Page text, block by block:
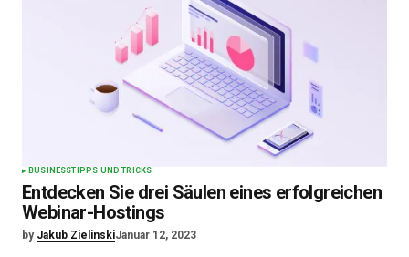
BUSINESSTIPPS UND TRICKS
Entdecken Sie drei Säulen eines erfolgreichen
Webinar-Hostings
by Jakub ZielinskiJanuar 12, 2023